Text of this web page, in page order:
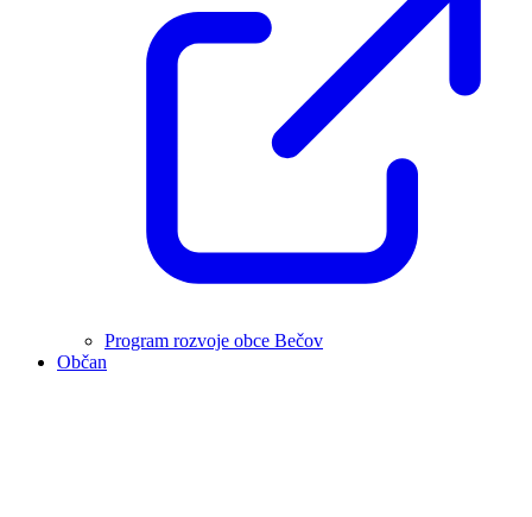
Program rozvoje obce Bečov
Občan